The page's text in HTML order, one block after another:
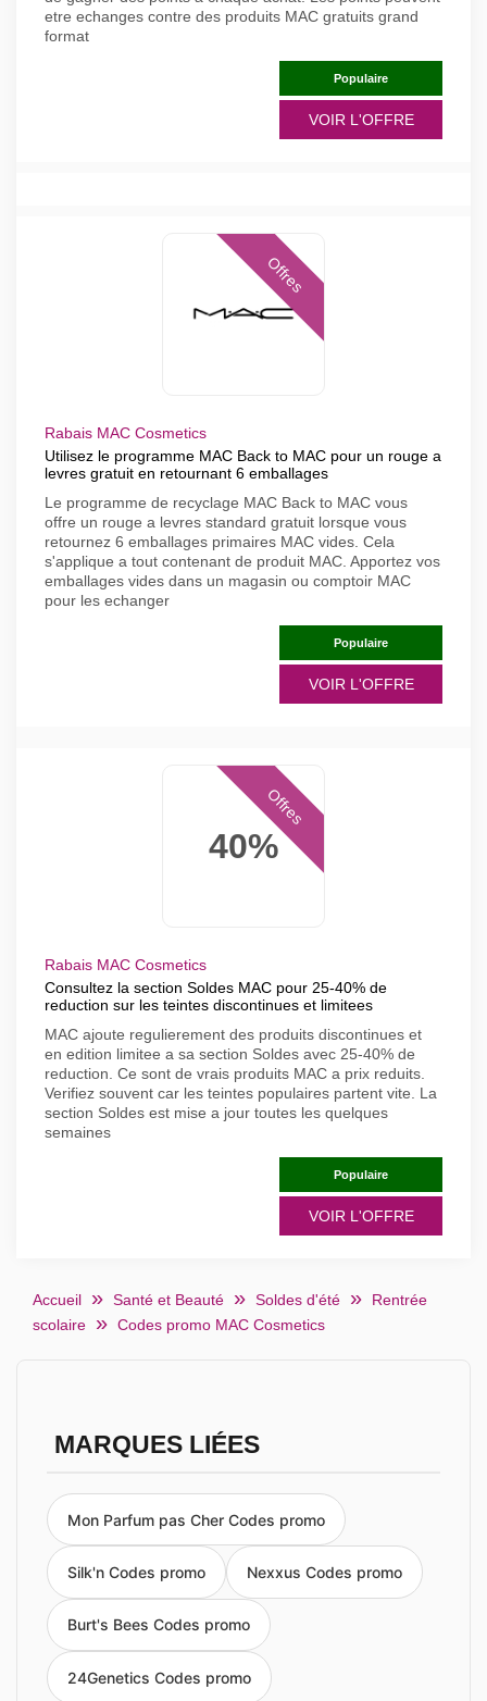
etre echanges contre des produits MAC gratuits grand
format
Populaire
VOIR L'OFFRE
Offres
Rabais MAC Cosmetics
Utilisez le programme MAC Back to MAC pour un rouge a
levres gratuit en retournant 6 emballages
Le programme de recyclage MAC Back to MAC vous
offre un rouge a levres standard gratuit lorsque vous
retournez 6 emballages primaires MAC vides. Cela
s'applique a tout contenant de produit MAC. Apportez vos
emballages vides dans un magasin ou comptoir MAC
pour les echanger
Populaire
VOIR L'OFFRE
40%
Offres
Rabais MAC Cosmetics
Consultez la section Soldes MAC pour 25-40% de
reduction sur les teintes discontinues et limitees
MAC ajoute regulierement des produits discontinues et
en edition limitee a sa section Soldes avec 25-40% de
reduction. Ce sont de vrais produits MAC a prix reduits.
Verifiez souvent car les teintes populaires partent vite. La
section Soldes est mise a jour toutes les quelques
semaines
Populaire
VOIR L'OFFRE
Accueil Santé et Beauté Soldes d'été
Rentrée
scolaire
Codes promo MAC Cosmetics
MARQUES LIÉES
Mon Parfum pas Cher Codes promo
Silk'n Codes promo Nexxus Codes promo
Burt's Bees Codes promo
24Genetics Codes promo